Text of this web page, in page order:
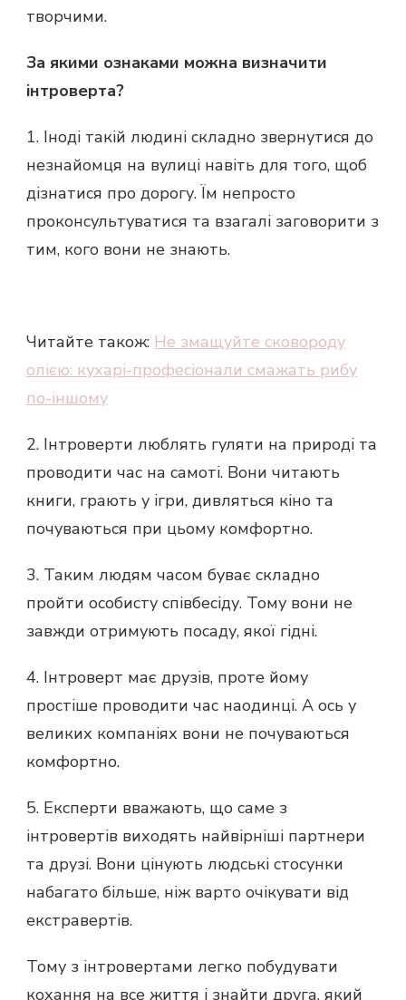
творчими.
За якими ознаками можна визначити
інтроверта?
1. Іноді такій людині складно звернутися до
незнайомця на вулиці навіть для того, щоб
дізнатися про дорогу. Їм непросто
проконсультуватися та взагалі заговорити з
тим, кого вони не знають.
Читайте також: Не змащуйте сковороду
олією: кухарі-професіонали смажать рибу
по-іншому
2. Інтроверти люблять гуляти на природі та
проводити час на самоті. Вони читають
книги, грають у ігри, дивляться кіно та
почуваються при цьому комфортно.
3. Таким людям часом буває складно
пройти особисту співбесіду. Тому вони не
завжди отримують посаду, якої гідні.
4. Інтроверт має друзів, проте йому
простіше проводити час наодинці. А ось у
великих компаніях вони не почуваються
комфортно.
5. Експерти вважають, що саме з
інтровертів виходять найвірніші партнери
та друзі. Вони цінують людські стосунки
набагато більше, ніж варто очікувати від
екстравертів.
Тому з інтровертами легко побудувати
кохання на все життя і знайти друга, який